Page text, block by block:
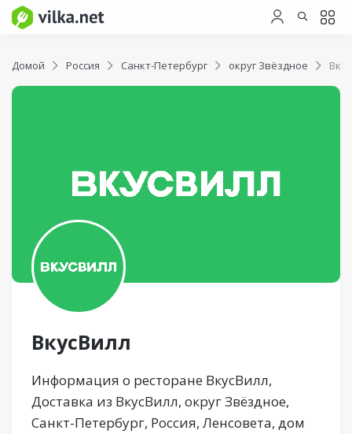
Домой Россия Санкт-Петербург округ Звёздное
ВкусВилл
Информация о ресторане ВкусВилл,
Доставка из ВкусВилл, округ Звёздное,
Санкт-Петербург, Россия, Ленсовета, дом